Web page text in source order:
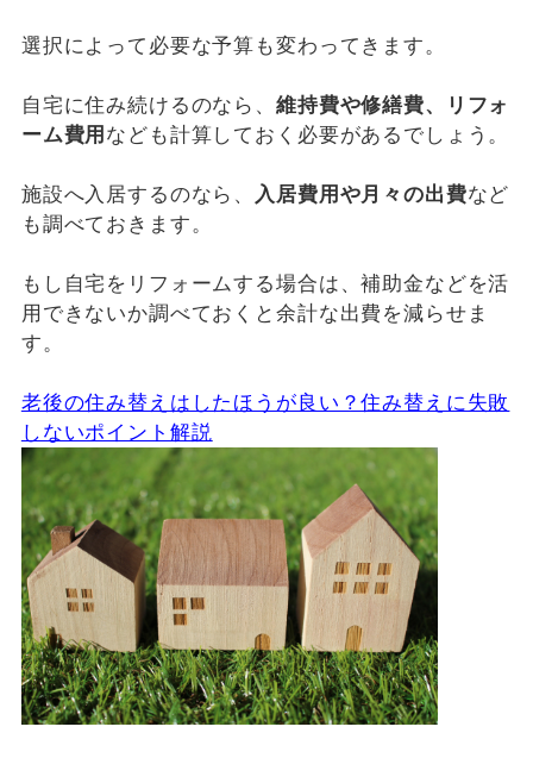
選択によって必要な予算も変わってきます。
自宅に住み続けるのなら、 維持費や修繕費、リフォ
ーム費用 なども計算しておく必要があるでしょう。
施設へ入居するのなら、 入居費用や月々の出費など
も調べておきます。
もし自宅をリフォームする場合は、補助金などを活
用できないか調べておくと余計な出費を減らせま
す。
老後の住み替えはしたほうが良い？住み替えに失敗
しないポイント解説